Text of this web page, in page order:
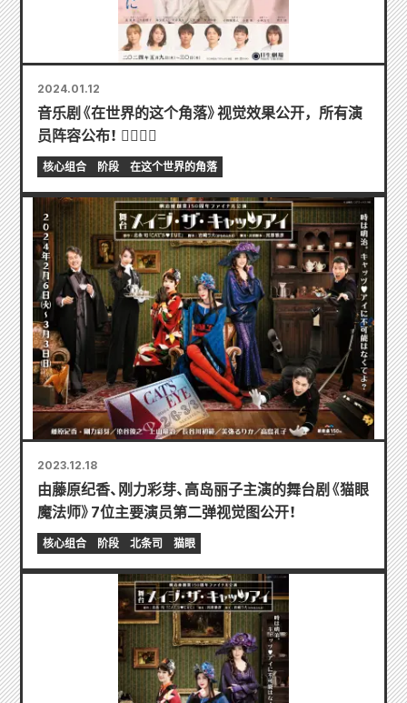
2024.01.12
音乐剧《在世界的这个角落》视觉效果公开，所有演
员阵容公布！ 
核心组合 阶段 在这个世界的角落
2023.12.18
由藤原纪香、刚力彩芽、高岛丽子主演的舞台剧《猫眼
魔法师》7位主要演员第二弹视觉图公开！
核心组合 阶段 北条司 猫眼